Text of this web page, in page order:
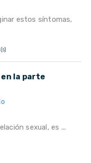
estos síntomas,
en la parte
sexual, es ...